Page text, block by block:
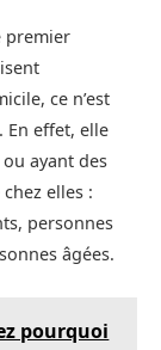
premier
ce n’est
En effet, elle
ayant des
elles :
personnes
âgées.
pourquoi